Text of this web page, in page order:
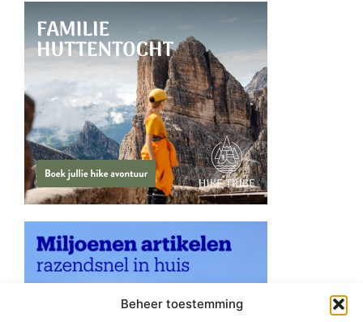
Beheer toestemming